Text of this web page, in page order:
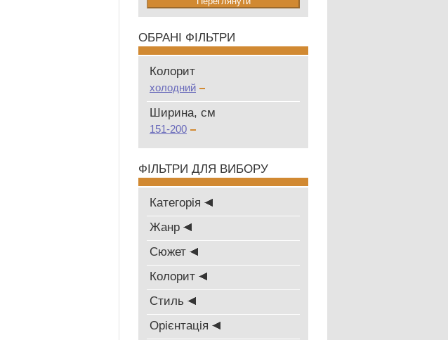
ОБРАНІ ФІЛЬТРИ
Колорит
холодний
Ширина, см
151-200
ФІЛЬТРИ ДЛЯ ВИБОРУ
Категорія
Жанр
Сюжет
Колорит
Стиль
Oрієнтація